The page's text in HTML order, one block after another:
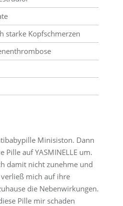
starke Kopfschmerzen
Minisiston. Dann
auf YASMINELLE um.
damit nicht zunehme und
mich auf ihre
die Nebenwirkungen.
Pille mir schaden